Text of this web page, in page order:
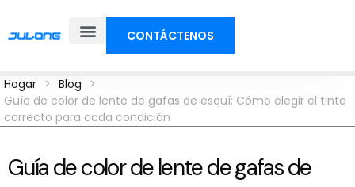
CONTÁCTENOS
Hogar > Blog
>
Guía de color de lente de gafas de esquí: Cómo elegir el tinte
correcto para cada condición
Guía de color de lente de gafas de